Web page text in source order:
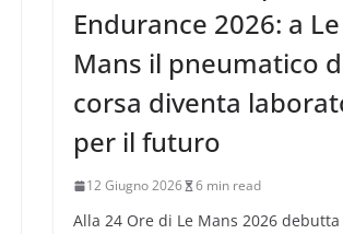
Endurance 2026: a Le
Mans il pneumatico
corsa diventa
per il futuro
12 Giugno 2026 6 min read
Alla 24 Ore di Le Mans 2026 debutta